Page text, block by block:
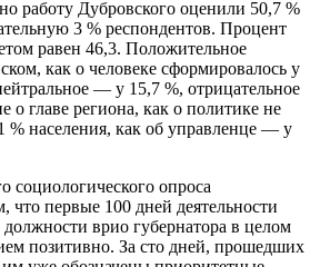
работу Дубровского оценили 50,7 %
3 % респондентов. Процент
равен 46,3. Положительное
как о человеке сформировалось у
— у 15,7 %, отрицательное
о главе региона, как о политике не
% населения, как об управленце — у
социологического опроса
что первые 100 дней деятельности
врио губернатора в целом
позитивно. За сто дней, прошедших